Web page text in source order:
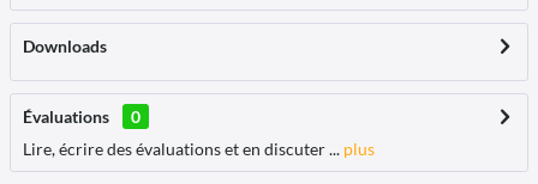
Downloads
Évaluations
0
Lire, écrire des évaluations et en discuter ... plus